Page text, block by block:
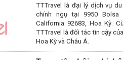
TTTravel là đại lý dịch vụ
chính ngụ tại 9950 Bolsa
California 92683, Hoa Kỳ.
TTTravel là đối tác tin cậy
Hoa Kỳ và Châu Á.